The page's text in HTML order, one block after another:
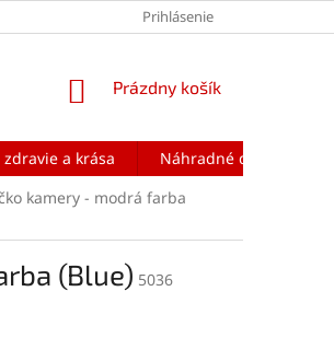
Prihlásenie
NÁKUPNÝ
Prázdny košík
a krása Náhradné diely na
kamery - modrá farba
(Blue) 5036